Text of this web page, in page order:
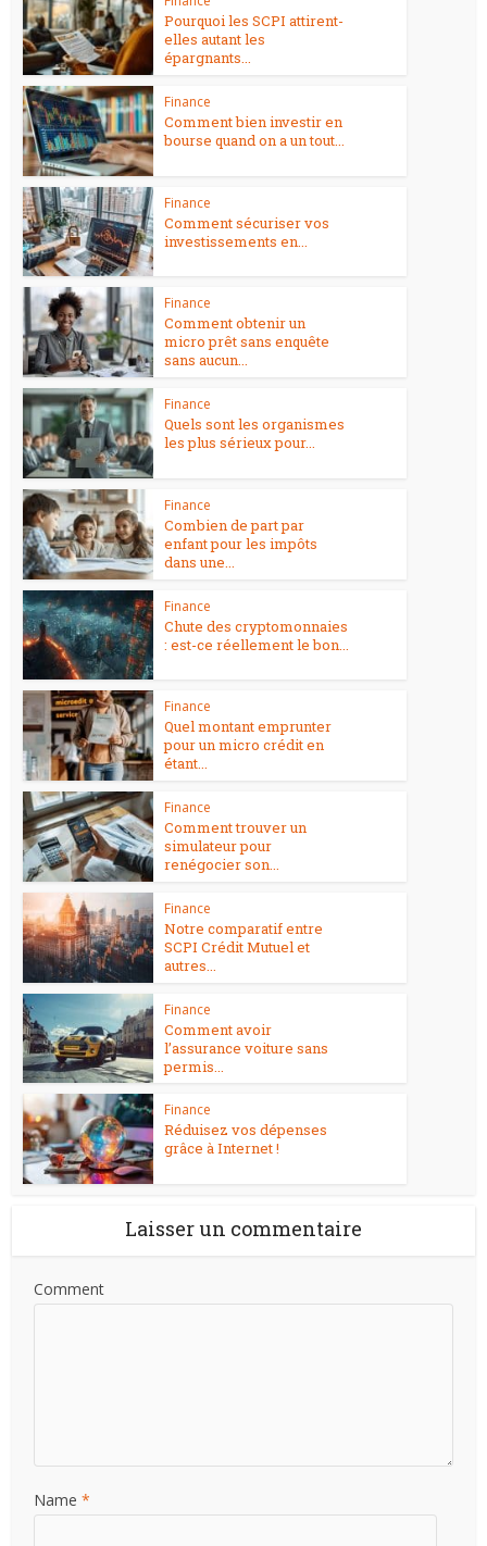
Pourquoi les SCPI attirent-
elles autant les
épargnants...
Finance
Comment bien investir en
bourse quand on a un tout...
Finance
Comment sécuriser vos
investissements en...
Finance
Comment obtenir un
micro prêt sans enquête
sans aucun...
Finance
Quels sont les organismes
les plus sérieux pour...
Finance
Combien de part par
enfant pour les impôts
dans une...
Finance
Chute des cryptomonnaies
: est-ce réellement le bon...
Finance
Quel montant emprunter
pour un micro crédit en
étant...
Finance
Comment trouver un
simulateur pour
renégocier son...
Finance
Notre comparatif entre
SCPI Crédit Mutuel et
autres...
Finance
Comment avoir
l’assurance voiture sans
permis...
Finance
Réduisez vos dépenses
grâce à Internet !
Laisser un commentaire
Comment
Name *